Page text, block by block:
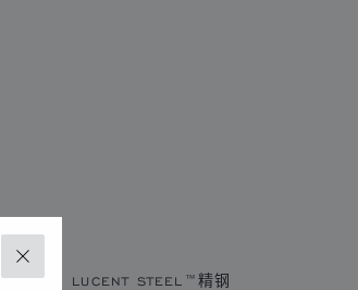
关闭
瑰金、LUCENT STEEL™精钢